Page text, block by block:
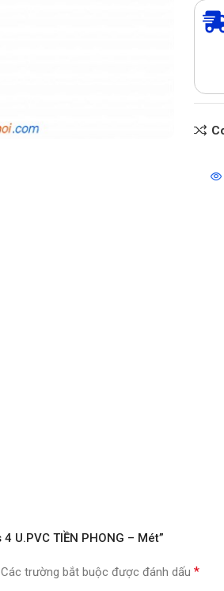
U.PVC TIỀN PHONG – Mét”
Các trường bắt buộc được đánh dấu *